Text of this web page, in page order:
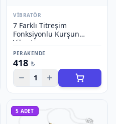
VIBRATÖR
7 Farklı Titreşim
Fonksiyonlu Kurşun
Vibratör
PERAKENDE
418 ₺
1
5 ADET